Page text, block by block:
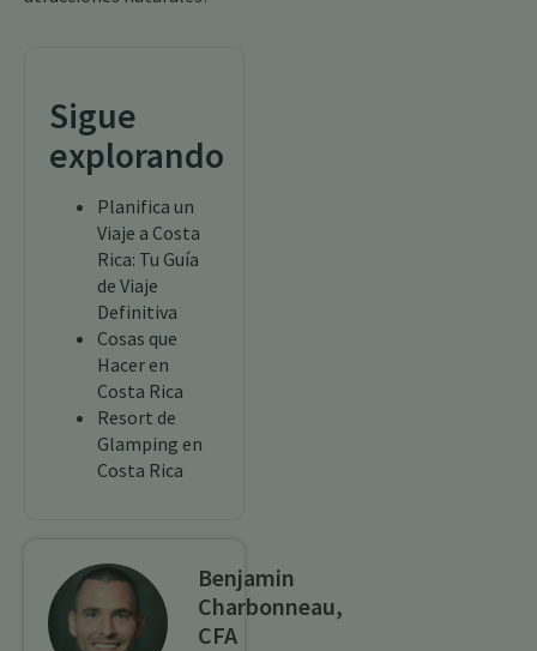
Sigue
explorando
Planifica un
Viaje a Costa
Rica: Tu Guía
de Viaje
Definitiva
Cosas que
Hacer en
Costa Rica
Resort de
Glamping en
Costa Rica
Benjamin
Charbonneau,
CFA